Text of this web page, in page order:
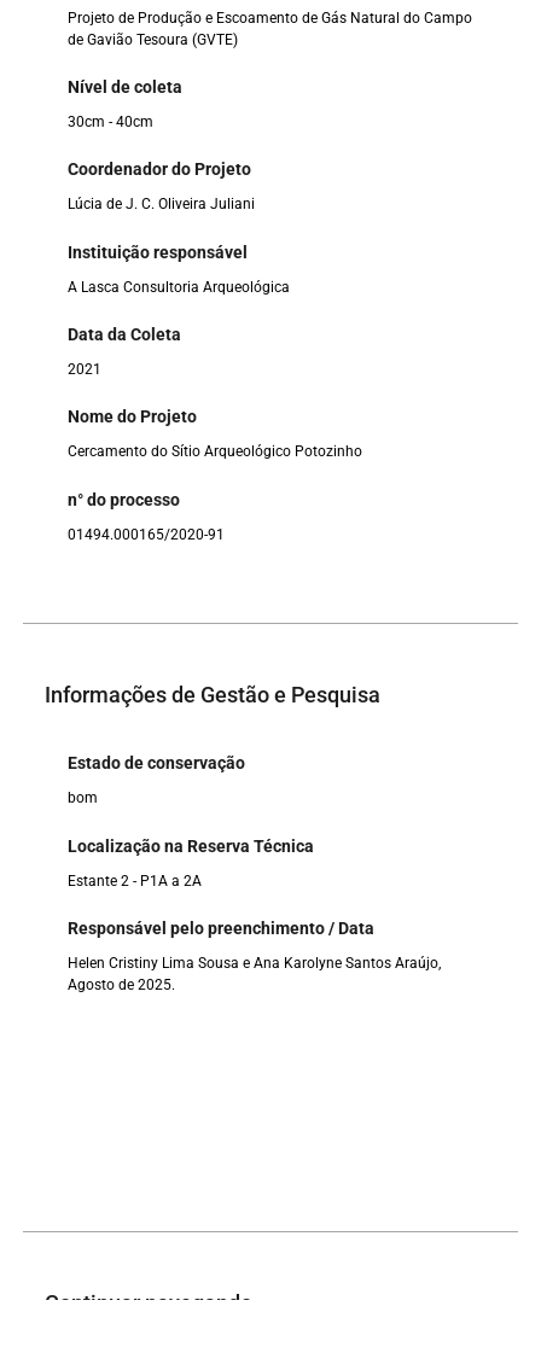
Projeto de Produção e Escoamento de Gás Natural do Campo
de Gavião Tesoura (GVTE)
Nível de coleta
30cm - 40cm
Coordenador do Projeto
Lúcia de J. C. Oliveira Juliani
Instituição responsável
A Lasca Consultoria Arqueológica
Data da Coleta
2021
Nome do Projeto
Cercamento do Sítio Arqueológico Potozinho
n° do processo
01494.000165/2020-91
Informações de Gestão e Pesquisa
Estado de conservação
bom
Localização na Reserva Técnica
Estante 2 - P1A a 2A
Responsável pelo preenchimento / Data
Helen Cristiny Lima Sousa e Ana Karolyne Santos Araújo,
Agosto de 2025.
Continuar navegando